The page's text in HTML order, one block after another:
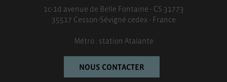
1c-1d avenue de Belle Fontaine - CS 31773
35517 Cesson-Sévigné cedex - France
Métro : station Atalante
NOUS CONTACTER